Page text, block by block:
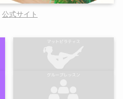
公式サイト